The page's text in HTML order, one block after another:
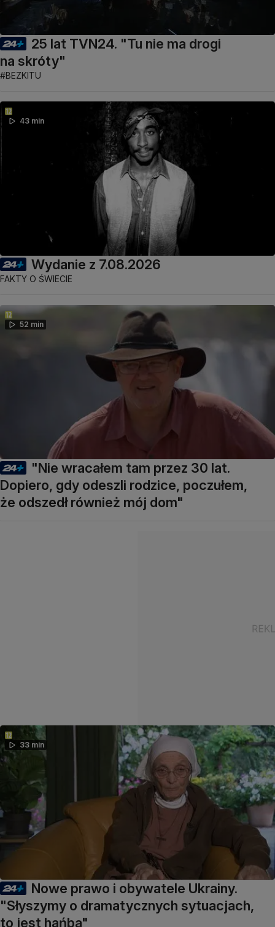
25 lat TVN24. "Tu nie ma drogi
na skróty"
#BEZKITU
43 min
Wydanie z 7.08.2026
FAKTY O ŚWIECIE
52 min
"Nie wracałem tam przez 30 lat.
Dopiero, gdy odeszli rodzice, poczułem,
że odszedł również mój dom"
33 min
Nowe prawo i obywatele Ukrainy.
"Słyszymy o dramatycznych sytuacjach,
to jest hańba"